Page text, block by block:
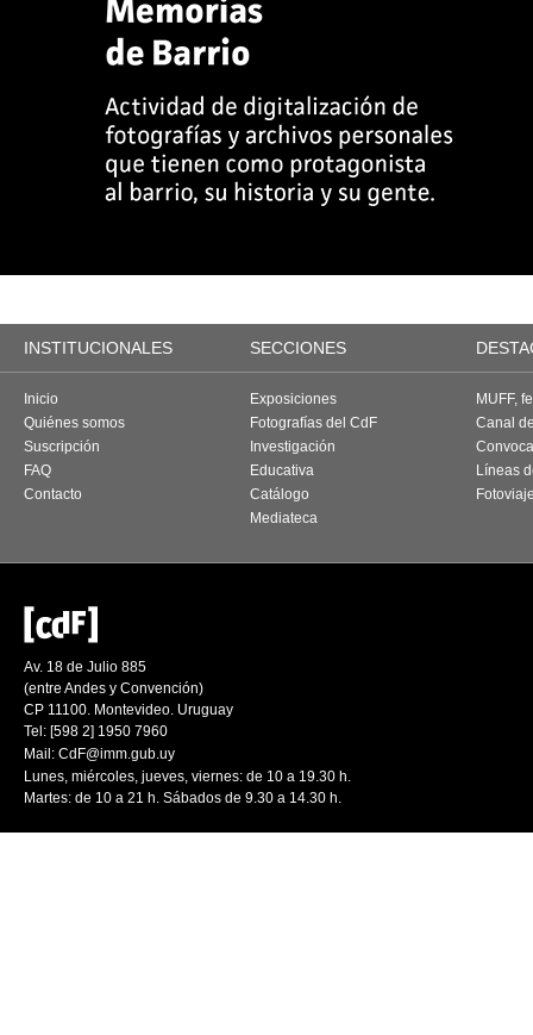
INSTITUCIONALES SECCIONES
Inicio
Quiénes somos
Suscripción
FAQ
Contacto
Exposiciones
Fotografías del CdF
Investigación
Educativa
Catálogo
Mediateca
MUFF,
Canal
Líneas
Av. 18 de Julio 885
(entre Andes y Convención)
CP 11100. Montevideo. Uruguay
Tel: [598 2] 1950 7960
Mail: CdF@imm.gub.uy
Lunes, miércoles, jueves, viernes: de 10 a 19.30 h.
Martes: de 10 a 21 h. Sábados de 9.30 a 14.30 h.